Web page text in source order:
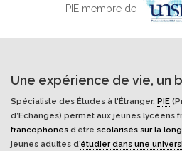
PIE membre de
Une expérience de vie, un
Spécialiste des Études à l'Étranger, PIE
d’Echanges) permet aux jeunes lycéens
francophones d’être scolarisés sur la
jeunes adultes d’étudier dans une